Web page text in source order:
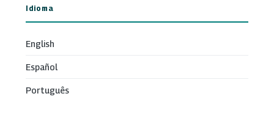
Idioma
English
Español
Português